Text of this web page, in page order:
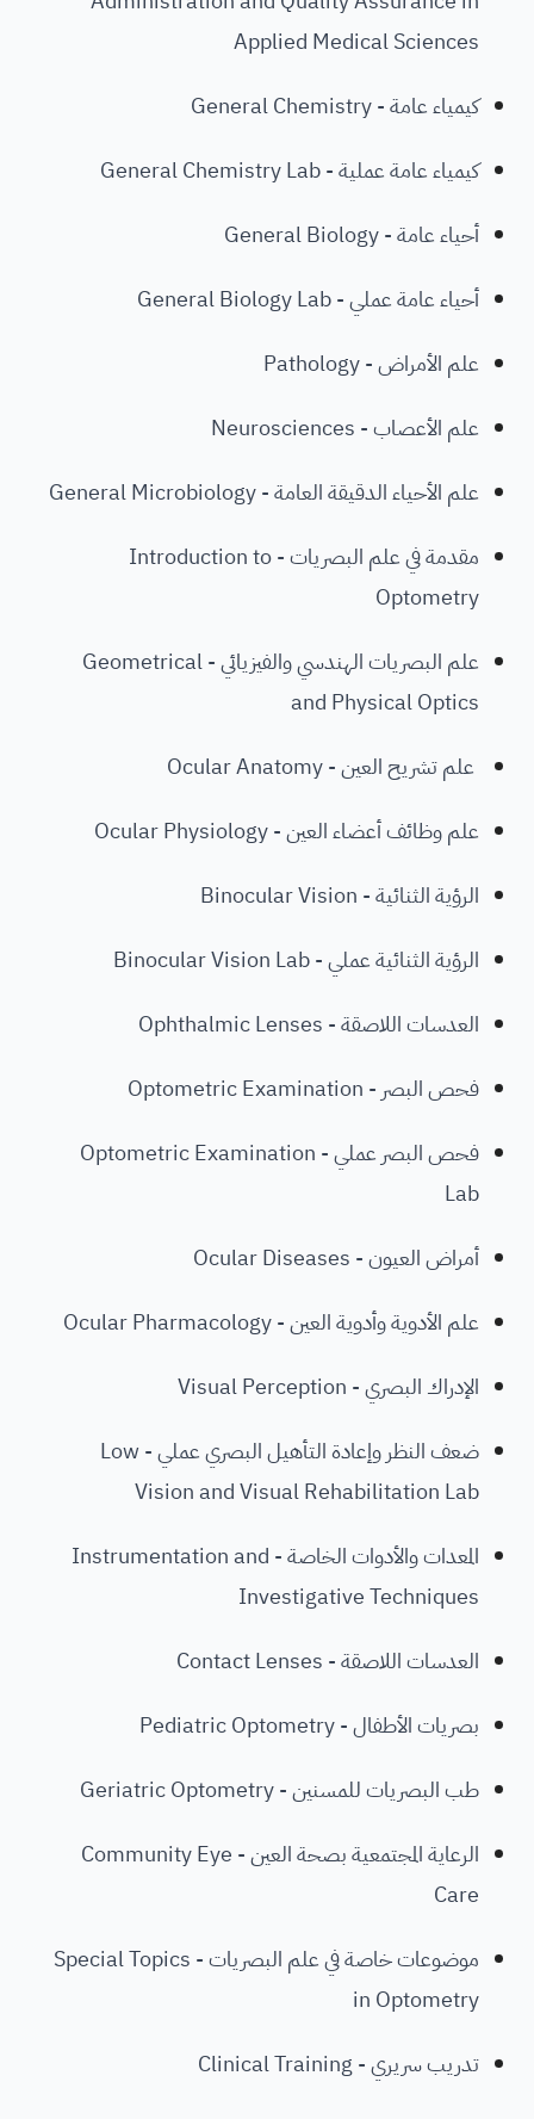
Applied Medical Sciences
كيمياء عامة - General Chemistry
كيمياء عامة عملية - General Chemistry Lab
أحياء عامة - General Biology
أحياء عامة عملي - General Biology Lab
علم الأمراض - Pathology
علم الأعصاب - Neurosciences
علم الأحياء الدقيقة العامة - General Microbiology
مقدمة في علم البصريات - Introduction to
Optometry
علم البصريات الهندسي والفيزيائي - Geometrical
and Physical Optics
علم تشريح العين - Ocular Anatomy
علم وظائف أعضاء العين - Ocular Physiology
الرؤية الثنائية - Binocular Vision
الرؤية الثنائية عملي - Binocular Vision Lab
العدسات اللاصقة - Ophthalmic Lenses
فحص البصر - Optometric Examination
فحص البصر عملي - Optometric Examination
Lab
أمراض العيون - Ocular Diseases
علم الأدوية وأدوية العين - Ocular Pharmacology
الإدراك البصري - Visual Perception
ضعف النظر وإعادة التأهيل البصري عملي - Low
Vision and Visual Rehabilitation Lab
المعدات والأدوات الخاصة - Instrumentation and
Investigative Techniques
العدسات اللاصقة - Contact Lenses
بصريات الأطفال - Pediatric Optometry
طب البصريات للمسنين - Geriatric Optometry
الرعاية المجتمعية بصحة العين - Community Eye
Care
موضوعات خاصة في علم البصريات - Special Topics
in Optometry
تدريب سريري - Clinical Training